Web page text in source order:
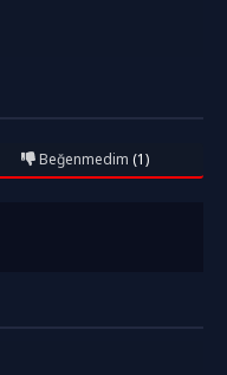
Beğenmedim (1)